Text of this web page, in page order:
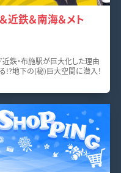
近鉄＆南海＆メト
鉄・布施駅が巨大化した理由
地下の(秘)巨大空間に潜入！